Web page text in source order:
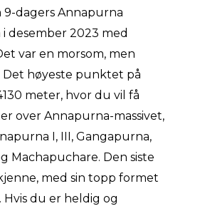
dagers Annapurna
desember 2023 med
var en morsom, men
høyeste punktet på
meter, hvor du vil få
over Annapurna-massivet,
I, III, Gangapurna,
Machapuchare. Den siste
med sin topp formet
Hvis du er heldig og